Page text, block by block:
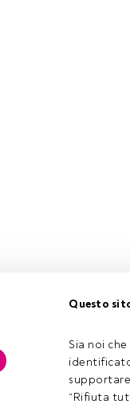
Questo
Sia noi
“Rifiuta